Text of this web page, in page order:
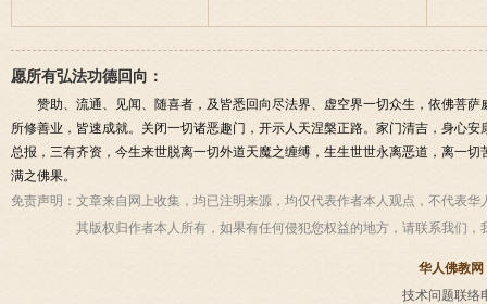
愿所有弘法功德回向：
赞助、流通、见闻、随喜者，及皆悉回向尽法界、虚空界一切众生，依佛菩
所修善业，皆速成就。关闭一切诸恶趣门，开示人天涅槃正路。家门清吉，身心
总报，三有齐资，今生来世脱离一切外道天魔之缠缚，生生世世永离恶道，离一
满之佛果。
免责声明： 文章来自网上收集，均已注明来源，均仅代表作者本人观点，不代表
其版权归作者本人所有，如果有任何侵犯您权益的地方，请联系我们，
华人佛教网
技术问题联络